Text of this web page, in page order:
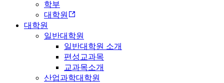
학부
대학원
대학원
일반대학원
일반대학원 소개
편성교과목
교과목소개
산업과학대학원